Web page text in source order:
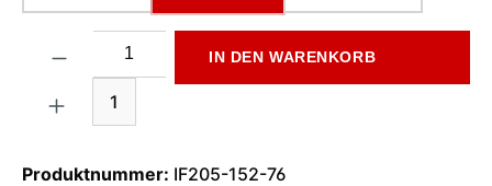
1
IN DEN WARENKORB
Produktnummer: IF205-152-76